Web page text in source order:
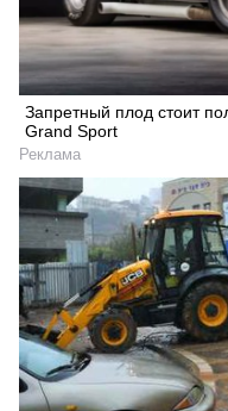
Запретный плод стоит
Grand Sport
Реклама